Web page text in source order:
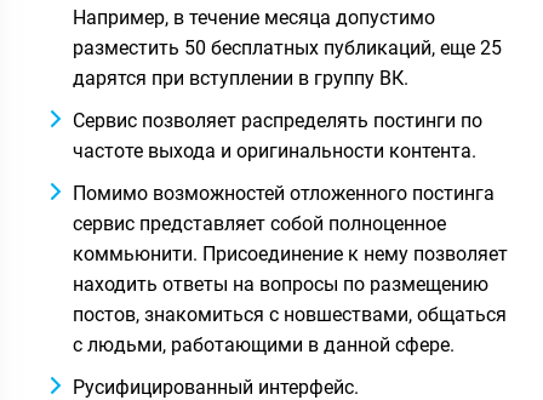
Например, в течение месяца допустимо
разместить 50 бесплатных публикаций, еще 25
дарятся при вступлении в группу ВК.
Сервис позволяет распределять постинги по
частоте выхода и оригинальности контента.
Помимо возможностей отложенного постинга
сервис представляет собой полноценное
коммьюнити. Присоединение к нему позволяет
находить ответы на вопросы по размещению
постов, знакомиться с новшествами, общаться
с людьми, работающими в данной сфере.
Русифицированный интерфейс.